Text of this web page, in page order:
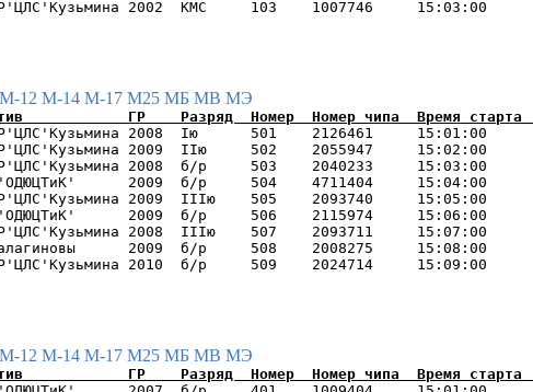
М-12 М-14 М-17 М25 МБ МВ МЭ
2008  Iю      501    2126461     15:01:00
2009  IIю     502    2055947     15:02:00
2008  б/р     503    2040233     15:03:00
2009  б/р     504    4711404     15:04:00
2009  IIIю    505    2093740     15:05:00
2009  б/р     506    2115974     15:06:00
2008  IIIю    507    2093711     15:07:00
2009  б/р     508    2008275     15:08:00
М-12 М-14 М-17 М25 МБ МВ МЭ